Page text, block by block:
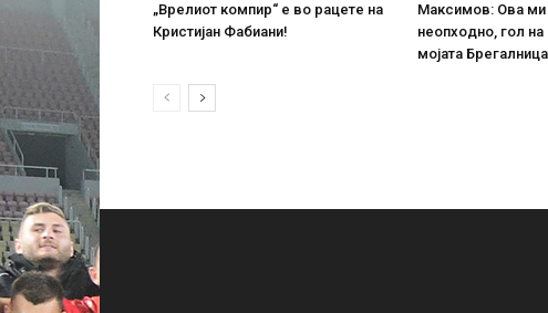
„Врелиот компир“ е во рацете на
Кристијан Фабиани!
Максимов: Ова
неопходно, гол
мојата Брегалница